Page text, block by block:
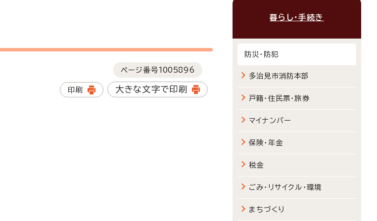
ページ番号1005896
印刷 大きな文字で印刷
暮らし・手続き
防災・防犯
多治見市消防本部
戸籍・住民票・旅券
マイナンバー
保険・年金
税金
ごみ・リサイクル・環境
まちづくり